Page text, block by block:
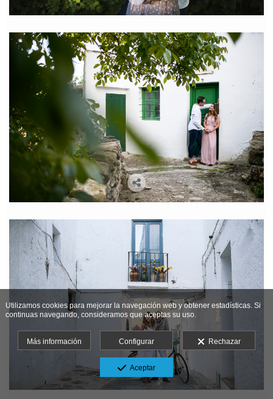
Utilizamos cookies para mejorar la navegación web y obtener estadísticas. Si
continuas navegando, consideramos que aceptas su uso.
Más información Configurar Rechazar
Aceptar